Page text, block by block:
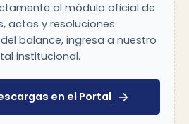
al módulo oficial de
actas y resoluciones
balance, ingresa a nuestro
institucional.
en el Portal